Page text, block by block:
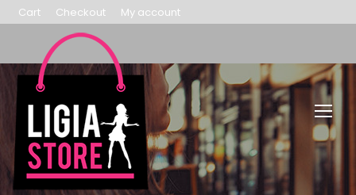
Cart Checkout My account